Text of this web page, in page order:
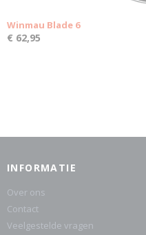
Winmau Blade 6
€ 62,95
INFORMATIE
Over ons
Contact
Veelgestelde vragen